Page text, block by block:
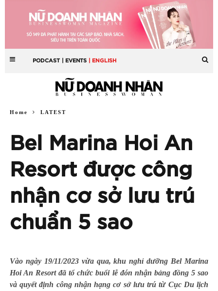
PODCAST | EVENTS | ENGLISH
Home LATEST
Bel Marina Hoi An
Resort được công
nhận cơ sở lưu trú
chuẩn 5 sao
Vào ngày 19/11/2023 vừa qua, khu nghỉ dưỡng Bel Marina
Hoi An Resort đã tổ chức buổi lễ đón nhận bảng đồng 5 sao
và quyết định công nhận hạng cơ sở lưu trú từ Cục Du lịch